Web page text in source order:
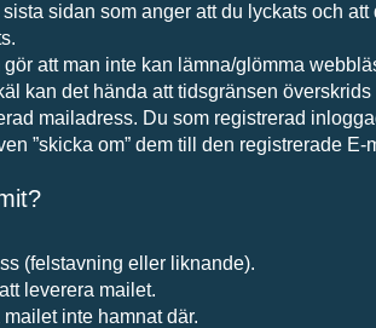
sidan som anger att du lyckats och
att man inte kan lämna/glömma
kan det hända att tidsgränsen
mailadress. Du som registrerad
”skicka om” dem till den registrerade E-
(felstavning eller liknande).
leverera mailet.
inte hamnat där.